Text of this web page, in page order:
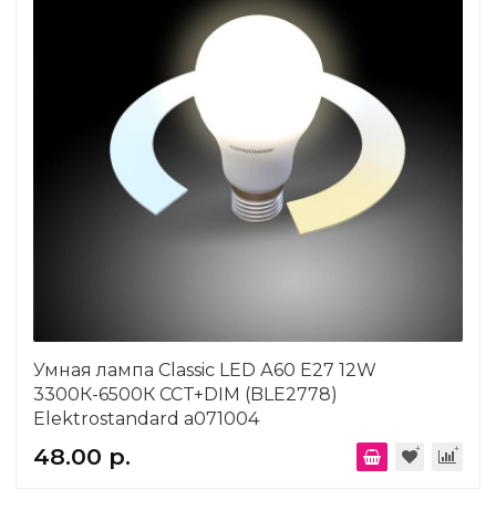
Умная лампа Classic LED А60 Е27 12W
3300К-6500К CCT+DIM (BLE2778)
Elektrostandard a071004
48.00 р.